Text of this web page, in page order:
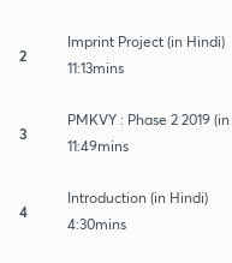
2
Imprint Project (in Hindi)
11:13mins
3
PMKVY : Phase 2 2019
11:49mins
4
Introduction (in Hindi)
4:30mins